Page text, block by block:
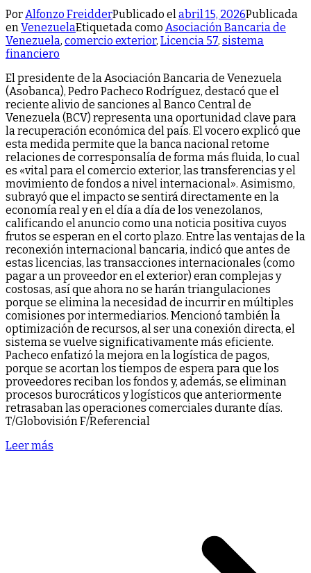
Por Alfonzo FreidderPublicado el abril 15, 2026Publicada
en VenezuelaEtiquetada como Asociación Bancaria de
Venezuela, comercio exterior, Licencia 57, sistema
financiero
El presidente de la Asociación Bancaria de Venezuela
(Asobanca), Pedro Pacheco Rodríguez, destacó que el
reciente alivio de sanciones al Banco Central de
Venezuela (BCV) representa una oportunidad clave para
la recuperación económica del país. El vocero explicó que
esta medida permite que la banca nacional retome
relaciones de corresponsalía de forma más fluida, lo cual
es «vital para el comercio exterior, las transferencias y el
movimiento de fondos a nivel internacional». ​Asimismo,
subrayó que el impacto se sentirá directamente en la
economía real y en el día a día de los venezolanos,
calificando el anuncio como una noticia positiva cuyos
frutos se esperan en el corto plazo. Entre las ventajas de la
reconexión internacional bancaria, indicó que antes de
estas licencias, las transacciones internacionales (como
pagar a un proveedor en el exterior) eran complejas y
costosas, así que ahora no se harán triangulaciones
porque se elimina la necesidad de incurrir en múltiples
comisiones por intermediarios. Mencionó también la
optimización de recursos, al ser una conexión directa, el
sistema se vuelve significativamente más eficiente.
Pacheco enfatizó la mejora en la logística de pagos,
porque se acortan los tiempos de espera para que los
proveedores reciban los fondos y, además, se eliminan
procesos burocráticos y logísticos que anteriormente
retrasaban las operaciones comerciales durante días.
T/Globovisión F/Referencial
Leer más